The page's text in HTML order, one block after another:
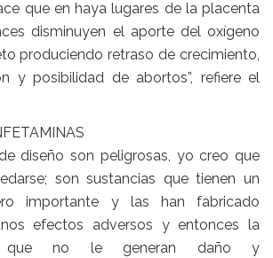
que en haya lugares de la placenta
disminuyen el aporte del oxígeno
produciendo retraso de crecimiento,
y posibilidad de abortos”, refiere el
diseño son peligrosas, yo creo que
son sustancias que tienen un
importante y las han fabricado
efectos adversos y entonces la
que no le generan daño y